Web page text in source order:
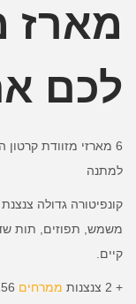
מארז
לכם
למתנה
קונפיטורה גדולה צנצנת 310 גרם ממבחר
משמש, תפוזים, תות
קיים.
+ 2 צנצנות ממרחים